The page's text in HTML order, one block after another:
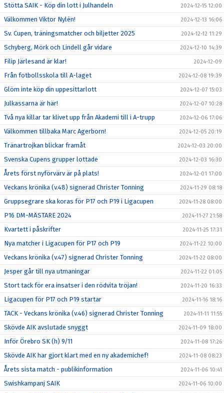
Stötta SAIK - Köp din lott i Julhandeln 2024-12-15 12:00
Välkommen Viktor Nylén! 2024-12-13 16:06
Sv. Cupen, träningsmatcher och biljetter 2025 2024-12-12 11:29
Schyberg, Mörk och Lindell går vidare 2024-12-10 14:39
Filip Järlesand är klar! 2024-12-09
Från fotbollsskola till A-laget 2024-12-08 19:39
Glöm inte köp din uppesittarlott 2024-12-07 15:03
Julkassarna är här! 2024-12-07 10:28
Två nya killar tar klivet upp från Akademi till i A-trupp 2024-12-06 17:06
Välkommen tillbaka Marc Agerborn! 2024-12-05 20:19
Tränartrojkan blickar framåt 2024-12-03 20:00
Svenska Cupens grupper lottade 2024-12-03 16:30
Årets först nyförvärv är på plats! 2024-12-01 17:00
Veckans krönika (v.48) signerad Christer Tonning 2024-11-29 08:18
Gruppsegrare ska koras för P17 och P19 i Ligacupen 2024-11-28 08:00
P16 DM-MÄSTARE 2024 2024-11-27 21:58
Kvartett i påskrifter 2024-11-25 17:31
Nya matcher i Ligacupen för P17 och P19 2024-11-22 10:00
Veckans krönika (v.47) signerad Christer Tonning 2024-11-22 08:00
Jesper går till nya utmaningar 2024-11-22 01:05
Stort tack för era insatser i den rödvita tröjan! 2024-11-20 16:33
Ligacupen för P17 och P19 startar 2024-11-16 18:16
TACK - Veckans krönika (v.46) signerad Christer Tonning 2024-11-11 11:55
Skövde AIK avslutade snyggt 2024-11-09 18:00
Inför Örebro SK (h) 9/11 2024-11-08 17:26
Skövde AIK har gjort klart med en ny akademichef! 2024-11-08 08:23
Årets sista match - publikinformation 2024-11-06 10:41
Swishkampanj SAIK 2024-11-06 10:00